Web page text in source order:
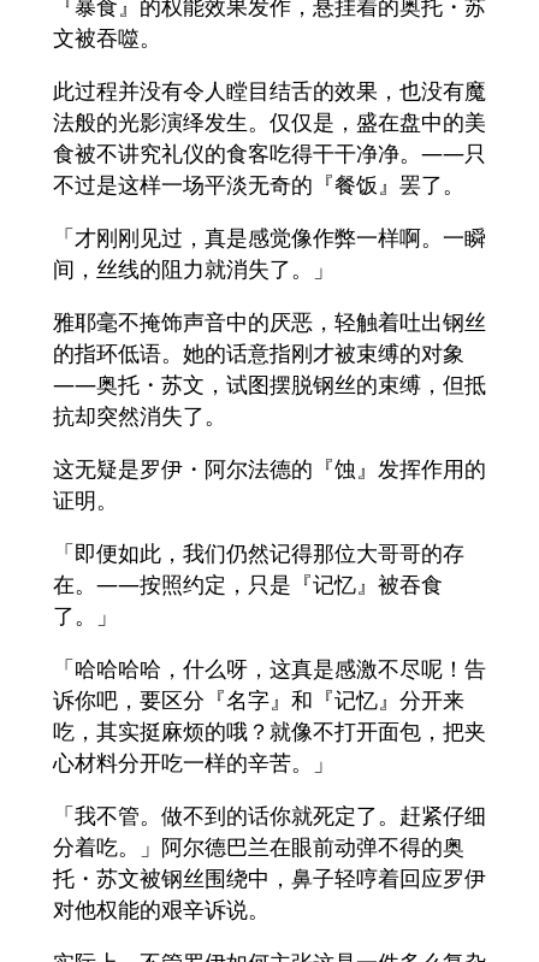
『暴食』的权能效果发作，悬挂着的奥托・苏
文被吞噬。
此过程并没有令人瞠目结舌的效果，也没有魔
法般的光影演绎发生。仅仅是，盛在盘中的美
食被不讲究礼仪的食客吃得干干净净。——只
不过是这样一场平淡无奇的『餐饭』罢了。
「才刚刚见过，真是感觉像作弊一样啊。一瞬
间，丝线的阻力就消失了。」
雅耶毫不掩饰声音中的厌恶，轻触着吐出钢丝
的指环低语。她的话意指刚才被束缚的对象
——奥托・苏文，试图摆脱钢丝的束缚，但抵
抗却突然消失了。
这无疑是罗伊・阿尔法德的『蚀』发挥作用的
证明。
「即便如此，我们仍然记得那位大哥哥的存
在。——按照约定，只是『记忆』被吞食
了。」
「哈哈哈哈，什么呀，这真是感激不尽呢！告
诉你吧，要区分『名字』和『记忆』分开来
吃，其实挺麻烦的哦？就像不打开面包，把夹
心材料分开吃一样的辛苦。」
「我不管。做不到的话你就死定了。赶紧仔细
分着吃。」阿尔德巴兰在眼前动弹不得的奥
托・苏文被钢丝围绕中，鼻子轻哼着回应罗伊
对他权能的艰辛诉说。